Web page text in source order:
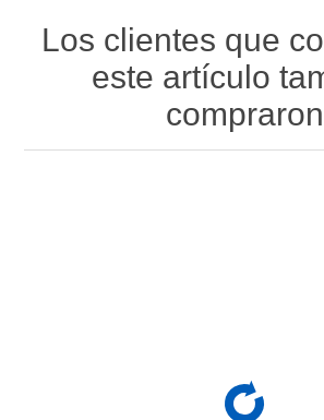
Los clientes que
este artículo
compraron